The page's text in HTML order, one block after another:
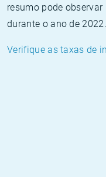
resumo pode
durante o ano de 2022.
Verifique as taxas de